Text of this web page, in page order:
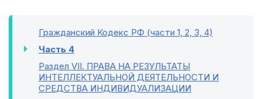
Гражданский Кодекс РФ (части 1, 2, 3, 4)
Часть 4
Раздел VII. ПРАВА НА РЕЗУЛЬТАТЫ
ИНТЕЛЛЕКТУАЛЬНОЙ ДЕЯТЕЛЬНОСТИ И
СРЕДСТВА ИНДИВИДУАЛИЗАЦИИ